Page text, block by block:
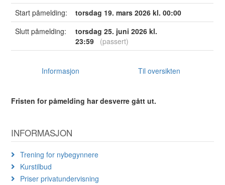
Start påmelding:
torsdag 19. mars 2026 kl. 00:00
Slutt påmelding:
torsdag 25. juni 2026 kl.
23:59 (passert)
Informasjon Til oversikten
Fristen for påmelding har desverre gått ut.
INFORMASJON
Trening for nybegynnere
Kurstilbud
Priser privatundervisning